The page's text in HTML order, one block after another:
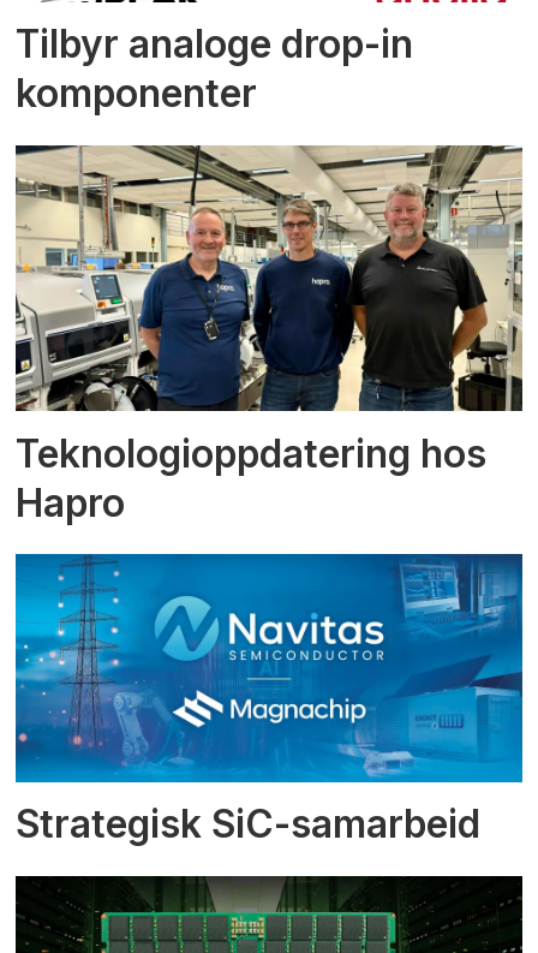
Tilbyr analoge drop-in
komponenter
Teknologioppdatering hos
Hapro
Strategisk SiC-samarbeid